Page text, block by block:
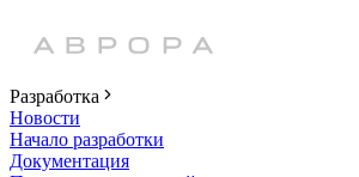
Разработка
Новости
Начало разработки
Документация